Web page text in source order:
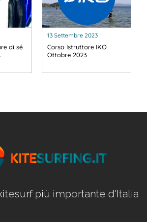
di sé
13 Settembre 2023
Corso Istruttore IKO
Ottobre 2023
più importante d'Italia